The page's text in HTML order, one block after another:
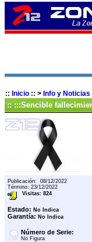
:: Inicio :: > Info y Noticias
:: :::Sencible
Publicación: 08/12/2022
Término: 23/12/2022
Visitas: 824
Estado: No Indica
Garantía: No Indica
Número de Serie:
No Figura